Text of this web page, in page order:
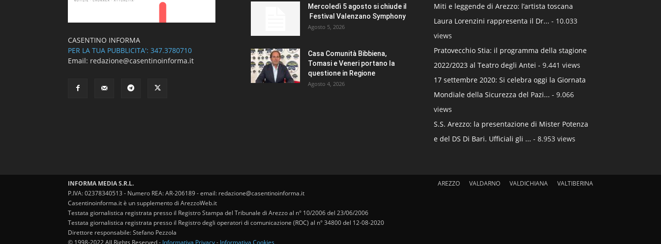
CASENTINO INFORMA
PER LA TUA PUBBLICITA': 347.3780710
Email: redazione@casentinoinforma.it
Mercoledì 5 agosto si chiude il
Festival Valenzano Symphony
Agosto 5, 2026
Casa Comunità Bibbiena,
Tomasi e Veneri portano la
questione in Regione
Agosto 4, 2026
Miti e leggende di Arezzo: l’artista toscana
Laura Lorenzini rappresenta il Dr... - 10.033
views
Pratovecchio Stia: il programma della stagione
2022/2023 al Teatro degli Antei - 9.441 views
17 settembre 2020: Si celebra oggi la Giornata
Mondiale della Sicurezza del Pazi... - 9.066
views
S.S. Arezzo: la presentazione di Mister Potenza
e del DS Di Bari. Ufficiali gli ... - 8.953 views
AREZZO VALDARNO VALDICHIANA VALTIBERINA
INFORMA MEDIA S.R.L.
P.IVA: 02378340513 - Numero REA: AR-206189 - email: redazione@casentinoinforma.it
Casentinoinforma.it è un supplemento di ArezzoWeb.it
Testata giornalistica registrata presso il Registro Stampa del Tribunale di Arezzo al n° 10/2006 del 23/06/2006
Testata giornalistica registrata presso il Registro degli operatori di comunicazione (ROC) al n° 34800 del 12-08-2020
Direttore responsabile: Stefano Pezzola
© 1998-2022 All Rights Reserved - Informativa Privacy- Informativa Cookies